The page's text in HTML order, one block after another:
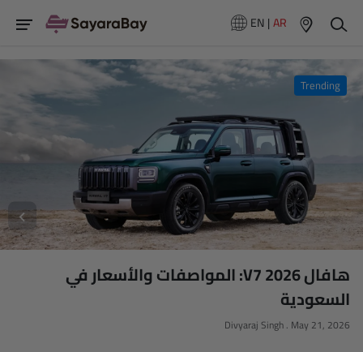
EN|AR
Trending
هافال V7 2026: المواصفات والأسعار في
السعودية
Divyaraj Singh. May 21, 2026